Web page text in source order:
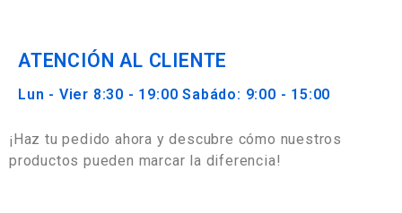
ATENCIÓN AL CLIENTE
Lun - Vier 8:30 - 19:00 Sabádo: 9:00 - 15:00
¡Haz tu pedido ahora y descubre cómo nuestros
productos pueden marcar la diferencia!